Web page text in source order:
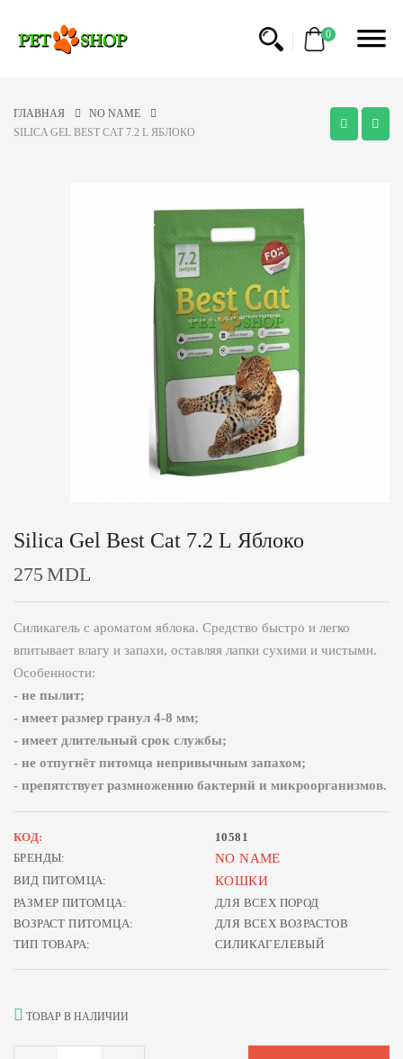
0
ГЛАВНАЯ
NO NAME
SILICA GEL BEST CAT 7.2 L ЯБЛОКО
Silica Gel Best Cat 7.2 L Яблоко
275 MDL
Силикагель с ароматом яблока. Средство быстро и легко
впитывает влагу и запахи, оставляя лапки сухими и чистыми.
Особенности:
- не пылит;
- имеет размер гранул 4-8 мм;
- имеет длительный срок службы;
- не отпугнёт питомца непривычным запахом;
- препятствует размножению бактерий и микроорганизмов.
КОД:
10581
БРЕНДЫ:
NO NAME
ВИД ПИТОМЦА: КОШКИ
РАЗМЕР ПИТОМЦА:
ДЛЯ ВСЕХ ПОРОД
ВОЗРАСТ ПИТОМЦА:
ДЛЯ ВСЕХ ВОЗРАСТОВ
ТИП ТОВАРА:
СИЛИКАГЕЛЕВЫЙ
ТОВАР В НАЛИЧИИ